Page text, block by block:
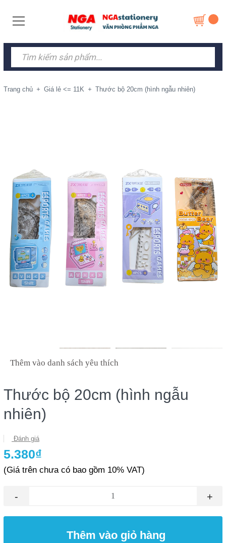
Trang chủ + Giá lẻ <= 11K + Thước bộ 20cm (hình ngẫu nhiên)
Thêm vào danh sách yêu thích
Thước bộ 20cm (hình ngẫu
nhiên)
Đánh giá
5.380₫
(Giá trên chưa có bao gồm 10% VAT)
- +
Thêm vào giỏ hàng